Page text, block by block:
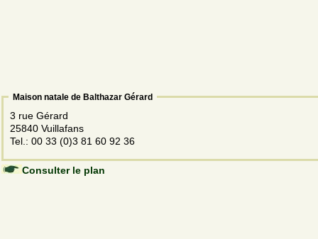
Maison natale de Balthazar Gérard
3 rue Gérard
25840 Vuillafans
Tel.: 00 33 (0)3 81 60 92 36
Consulter le plan